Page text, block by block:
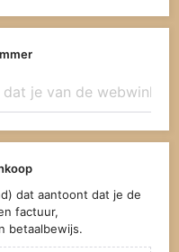
dat aantoont dat je de
factuur,
betaalbewijs.